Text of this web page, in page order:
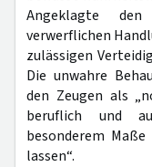
Angeklagte
verwerflichen
zulässigen
Die unwahre
den Zeugen als
beruflich und
besonderem
lassen“.